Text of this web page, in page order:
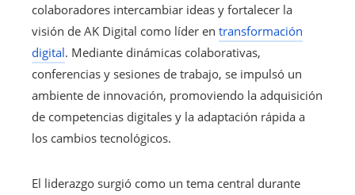
colaboradores intercambiar ideas y fortalecer la
visión de AK Digital como líder en transformación
digital. Mediante dinámicas colaborativas,
conferencias y sesiones de trabajo, se impulsó un
ambiente de innovación, promoviendo la adquisición
de competencias digitales y la adaptación rápida a
los cambios tecnológicos.
El liderazgo surgió como un tema central durante